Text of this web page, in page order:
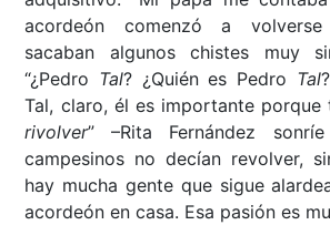
acordeón comenzó a
sacaban algunos chistes muy
“¿Pedro Tal? ¿Quién es Pedro Tal
Tal, claro, él es importante porque
rivolver” –Rita Fernández
campesinos no decían revolver,
hay mucha gente que sigue
acordeón en casa. Esa pasión es